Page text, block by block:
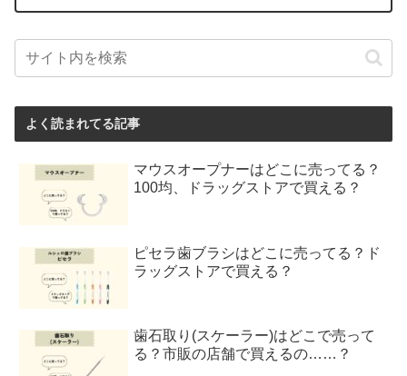
よく読まれてる記事
マウスオープナーはどこに売ってる？
100均、ドラッグストアで買える？
ピセラ歯ブラシはどこに売ってる？ド
ラッグストアで買える？
歯石取り(スケーラー)はどこで売って
る？市販の店舗で買えるの……？